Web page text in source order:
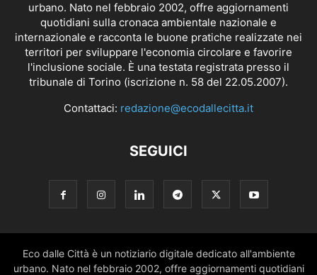
urbano. Nato nel febbraio 2002, offre aggiornamenti
quotidiani sulla cronaca ambientale nazionale e
internazionale e racconta le buone pratiche realizzate nei
territori per sviluppare l'economia circolare e favorire
l'inclusione sociale. È una testata registrata presso il
tribunale di Torino (iscrizione n. 58 del 22.05.2007).
Contattaci: redazione@ecodallecitta.it
SEGUICI
Eco dalle Città è un notiziario digitale dedicato all'ambiente
urbano. Nato nel febbraio 2002, offre aggiornamenti quotidiani